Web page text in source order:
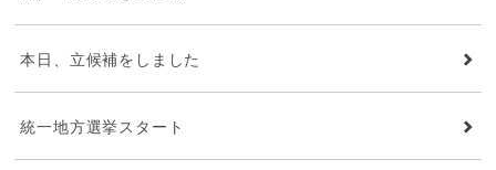
本日、立候補をしました
統一地方選挙スタート